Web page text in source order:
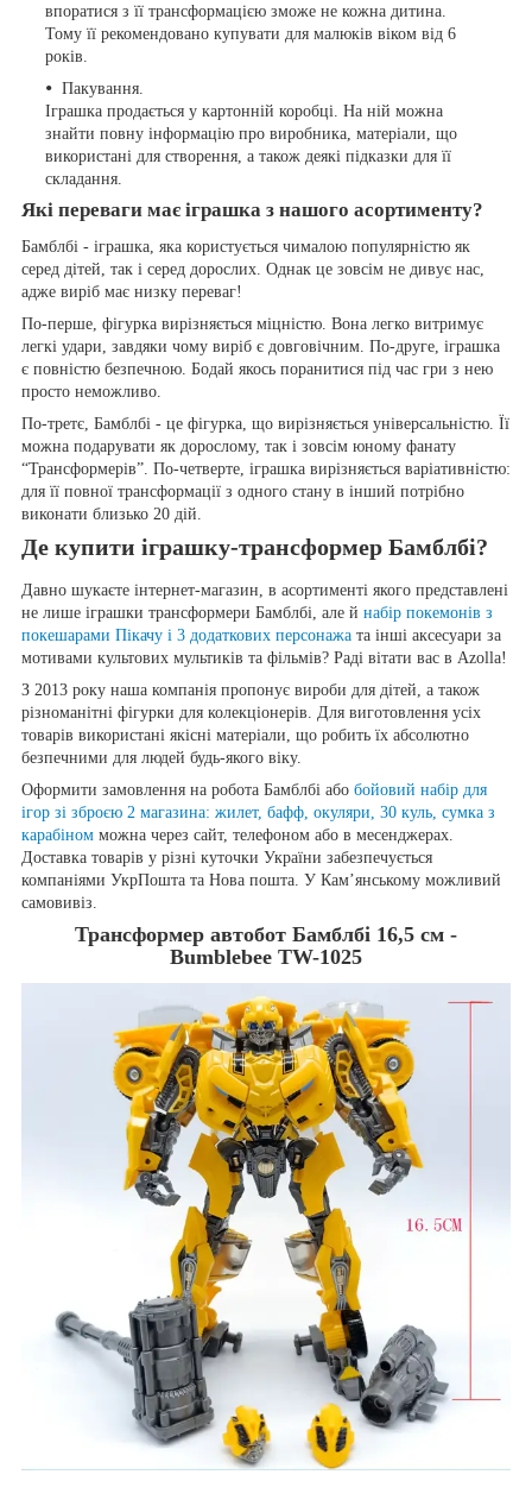
впоратися з її трансформацією зможе не кожна дитина.
Тому її рекомендовано купувати для малюків віком від 6
років.
Пакування.
Іграшка продається у картонній коробці. На ній можна
знайти повну інформацію про виробника, матеріали, що
використані для створення, а також деякі підказки для її
складання.
Які переваги має іграшка з нашого асортименту?
Бамблбі - іграшка, яка користується чималою популярністю як
серед дітей, так і серед дорослих. Однак це зовсім не дивує нас,
адже виріб має низку переваг!
По-перше, фігурка вирізняється міцністю. Вона легко витримує
легкі удари, завдяки чому виріб є довговічним. По-друге, іграшка
є повністю безпечною. Бодай якось поранитися під час гри з нею
просто неможливо.
По-третє, Бамблбі - це фігурка, що вирізняється універсальністю. Її
можна подарувати як дорослому, так і зовсім юному фанату
“Трансформерів”. По-четверте, іграшка вирізняється варіативністю:
для її повної трансформації з одного стану в інший потрібно
виконати близько 20 дій.
Де купити іграшку-трансформер Бамблбі?
Давно шукаєте інтернет-магазин, в асортименті якого представлені
не лише іграшки трансформери Бамблбі, але й набір покемонів з
покешарами Пікачу і 3 додаткових персонажа та інші аксесуари за
мотивами культових мультиків та фільмів? Раді вітати вас в Azolla!
З 2013 року наша компанія пропонує вироби для дітей, а також
різноманітні фігурки для колекціонерів. Для виготовлення усіх
товарів використані якісні матеріали, що робить їх абсолютно
безпечними для людей будь-якого віку.
Оформити замовлення на робота Бамблбі або бойовий набір для
ігор зі зброєю 2 магазина: жилет, бафф, окуляри, 30 куль, сумка з
карабіном можна через сайт, телефоном або в месенджерах.
Доставка товарів у різні куточки України забезпечується
компаніями УкрПошта та Нова пошта. У Кам’янському можливий
самовивіз.
Трансформер автобот Бамблбі 16,5 см -
Bumblebee TW-1025